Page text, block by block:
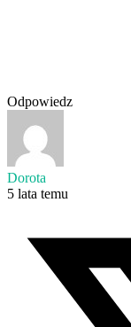
Odpowiedz
Dorota
5 lata temu